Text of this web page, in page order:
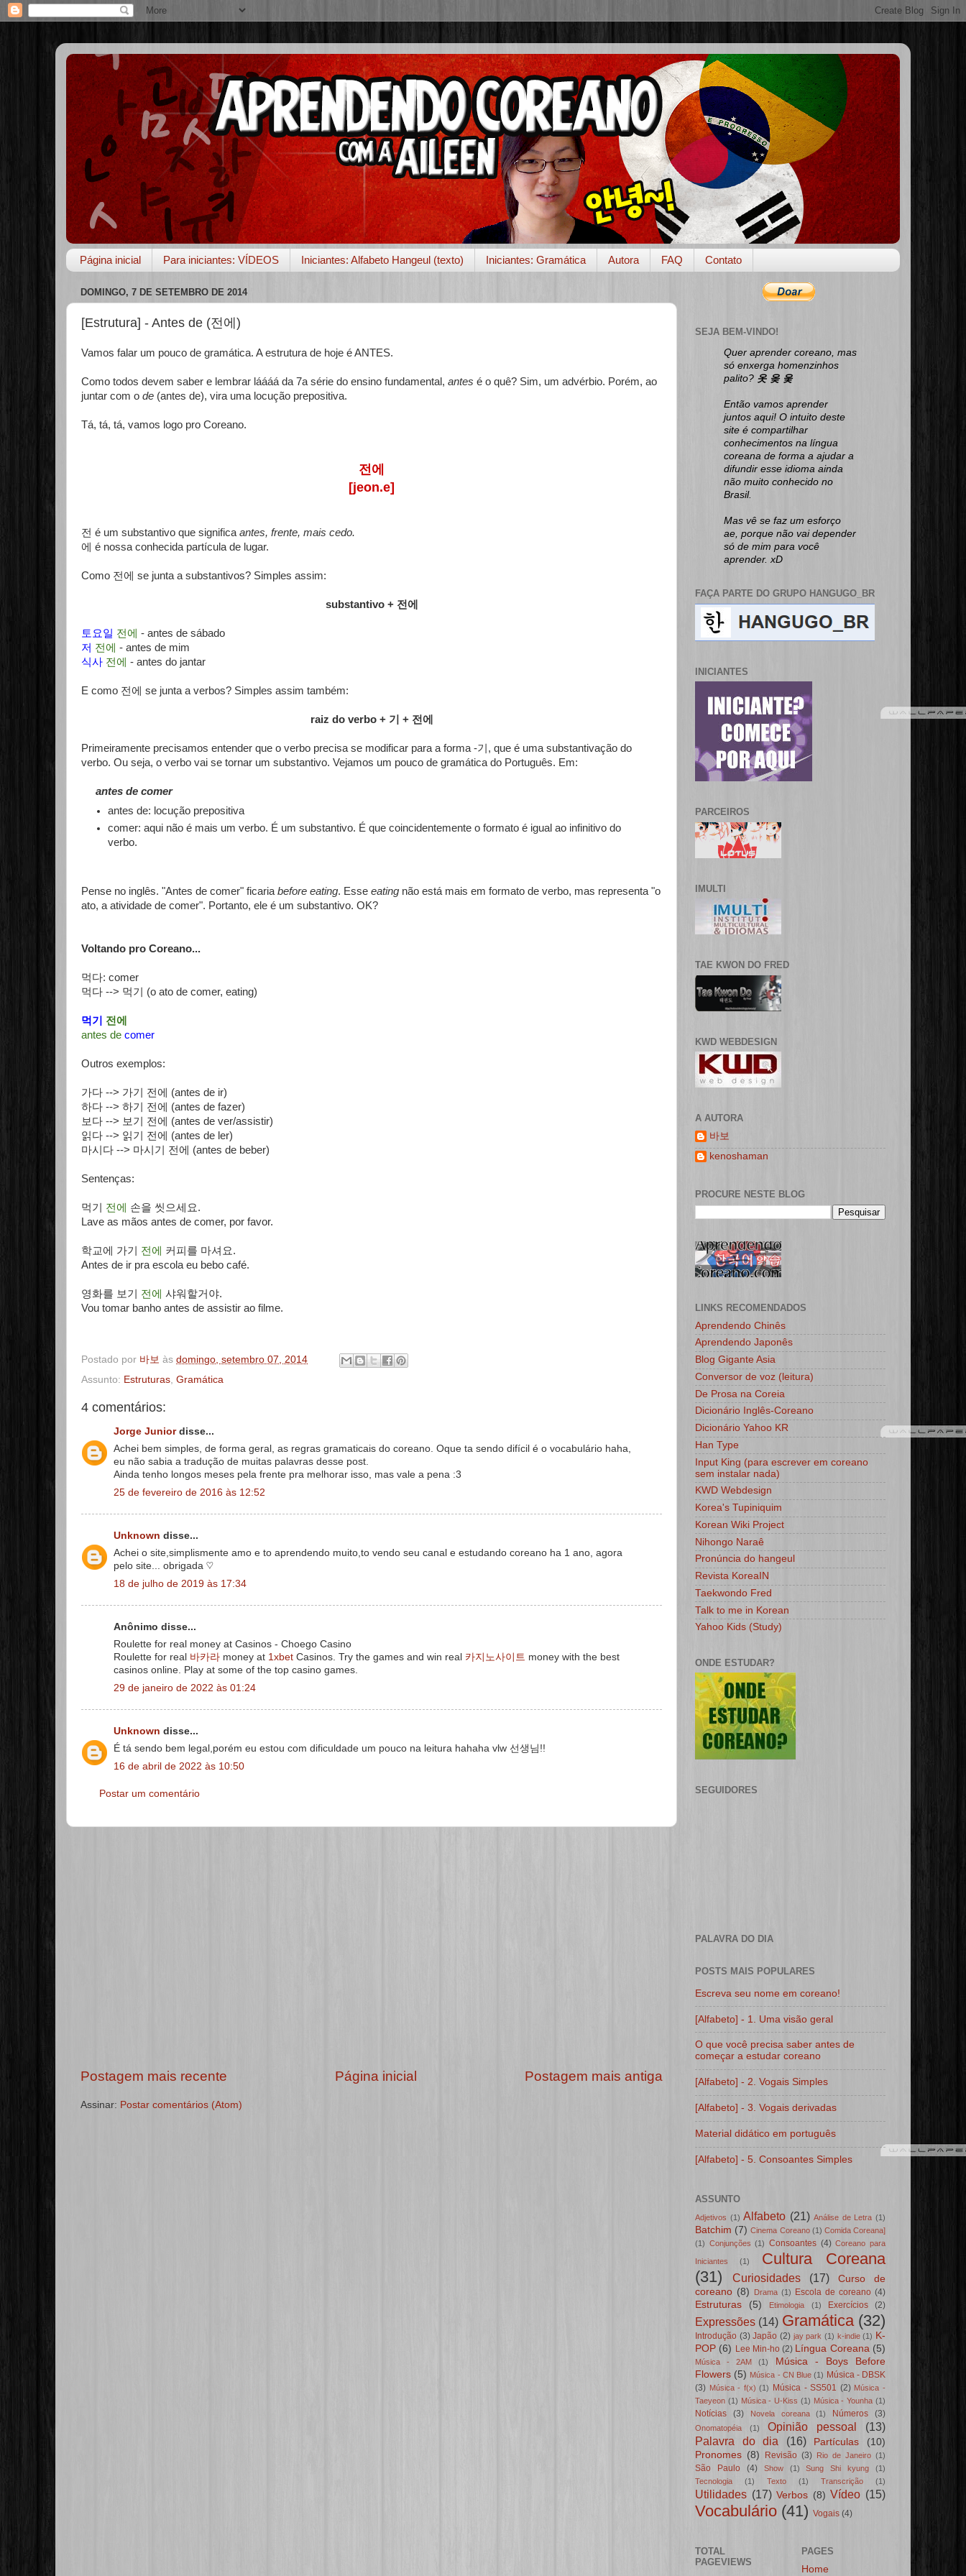
Página inicial Para iniciantes: VÍDEOS Iniciantes: Alfabeto Hangeul (texto) Iniciantes: Gramática Autora FAQ Contato
DOMINGO, 7 DE SETEMBRO DE 2014
[Estrutura] - Antes de (전에)
Vamos falar um pouco de gramática. A estrutura de hoje é ANTES.
Como todos devem saber e lembrar láááá da 7a série do ensino fundamental, antes é o quê? Sim, um advérbio. Porém, ao
juntar com o de (antes de), vira uma locução prepositiva.
Tá, tá, tá, vamos logo pro Coreano.
전에
[jeon.e]
전 é um substantivo que significa antes, frente, mais cedo.
에 é nossa conhecida partícula de lugar.
Como 전에 se junta a substantivos? Simples assim:
substantivo + 전에
토요일 전에 - antes de sábado
저 전에 - antes de mim
식사 전에 - antes do jantar
E como 전에 se junta a verbos? Simples assim também:
raiz do verbo + 기 + 전에
Primeiramente precisamos entender que o verbo precisa se modificar para a forma -기, que é uma substantivação do
verbo. Ou seja, o verbo vai se tornar um substantivo. Vejamos um pouco de gramática do Português. Em:
antes de comer
antes de: locução prepositiva
comer: aqui não é mais um verbo. É um substantivo. É que coincidentemente o formato é igual ao infinitivo do
verbo.
Pense no inglês. "Antes de comer" ficaria before eating. Esse eating não está mais em formato de verbo, mas representa "o
ato, a atividade de comer". Portanto, ele é um substantivo. OK?
Voltando pro Coreano...
먹다: comer
먹다 --> 먹기 (o ato de comer, eating)
먹기 전에
antes de comer
Outros exemplos:
가다 --> 가기 전에 (antes de ir)
하다 --> 하기 전에 (antes de fazer)
보다 --> 보기 전에 (antes de ver/assistir)
읽다 --> 읽기 전에 (antes de ler)
마시다 --> 마시기 전에 (antes de beber)
Sentenças:
먹기 전에 손을 씻으세요.
Lave as mãos antes de comer, por favor.
학교에 가기 전에 커피를 마셔요.
Antes de ir pra escola eu bebo café.
영화를 보기 전에 샤워할거야.
Vou tomar banho antes de assistir ao filme.
Postado por 바보 às domingo, setembro 07, 2014
Assunto: Estruturas, Gramática
4 comentários:
Jorge Juniordisse...
Achei bem simples, de forma geral, as regras gramaticais do coreano. Oque ta sendo difícil é o vocabulário haha,
eu não sabia a tradução de muitas palavras desse post.
Ainda tenho longos meses pela frente pra melhorar isso, mas vale a pena :3
25 de fevereiro de 2016 às 12:52
Unknown disse...
Achei o site,simplismente amo e to aprendendo muito,to vendo seu canal e estudando coreano ha 1 ano, agora
pelo site... obrigada ♡
18 de julho de 2019 às 17:34
Anônimo disse...
Roulette for real money at Casinos - Choego Casino
Roulette for real 바카라 money at 1xbet Casinos. Try the games and win real 카지노사이트 money with the best
casinos online. Play at some of the top casino games.
29 de janeiro de 2022 às 01:24
Unknown disse...
É tá sendo bem legal,porém eu estou com dificuldade um pouco na leitura hahaha vlw 선생님!!
16 de abril de 2022 às 10:50
Postar um comentário
Postagem mais recente Postagem mais antiga
Página inicial
Assinar: Postar comentários (Atom)
SEJA BEM-VINDO!
Quer aprender coreano, mas
só enxerga homenzinhos
palito? 옷 옺 웆
Então vamos aprender
juntos aqui! O intuito deste
site é compartilhar
conhecimentos na língua
coreana de forma a ajudar a
difundir esse idioma ainda
não muito conhecido no
Brasil.
Mas vê se faz um esforço
ae, porque não vai depender
só de mim para você
aprender. xD
FAÇA PARTE DO GRUPO HANGUGO_BR
INICIANTES
PARCEIROS
IMULTI
TAE KWON DO FRED
KWD WEBDESIGN
A AUTORA
바보
kenoshaman
PROCURE NESTE BLOG
LINKS RECOMENDADOS
Aprendendo Chinês
Aprendendo Japonês
Blog Gigante Asia
Conversor de voz (leitura)
De Prosa na Coreia
Dicionário Inglês-Coreano
Dicionário Yahoo KR
Han Type
Input King (para escrever em coreano
sem instalar nada)
KWD Webdesign
Korea's Tupiniquim
Korean Wiki Project
Nihongo Naraê
Pronúncia do hangeul
Revista KoreaIN
Taekwondo Fred
Talk to me in Korean
Yahoo Kids (Study)
ONDE ESTUDAR?
SEGUIDORES
PALAVRA DO DIA
POSTS MAIS POPULARES
Escreva seu nome em coreano!
[Alfabeto] - 1. Uma visão geral
O que você precisa saber antes de
começar a estudar coreano
[Alfabeto] - 2. Vogais Simples
[Alfabeto] - 3. Vogais derivadas
Material didático em português
[Alfabeto] - 5. Consoantes Simples
ASSUNTO
Adjetivos (1) Alfabeto (21) Análise de Letra (1)
Batchim (7) Cinema Coreano (1) Comida Coreana]
(1) Conjunções (1) Consoantes (4) Coreano para
Iniciantes (1)
Cultura Coreana
(31)
Curiosidades (17)
Curso de
coreano (8) Drama (1) Escola de coreano (4)
Estruturas (5) Etimologia (1) Exercícios (2)
Expressões (14) Gramática (32)
Introdução (3) Japão (2) jay park (1) k-indie (1) K-
POP (6) Lee Min-ho (2) Língua Coreana (5)
Música - 2AM (1)
Música - Boys Before
Flowers (5) Música - CN Blue (1) Música - DBSK
(3) Música - f(x) (1) Música - SS501 (2) Música -
Taeyeon (1) Música - U-Kiss (1) Música - Younha (1)
Notícias (3) Novela coreana (1) Números (3)
Onomatopéia (1) Opinião pessoal
(13)
Palavra do dia
(16) Partículas
(10)
Pronomes (8) Revisão (3) Rio de Janeiro (1)
São Paulo (4) Show (1) Sung Shi kyung
(1)
Tecnologia
(1) Texto (1) Transcrição (1)
Utilidades (17) Verbos (8) Vídeo (15)
Vocabulário (41) Vogais (4)
TOTAL
PAGEVIEWS
PAGES
Home